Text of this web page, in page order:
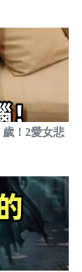
！2愛女悲